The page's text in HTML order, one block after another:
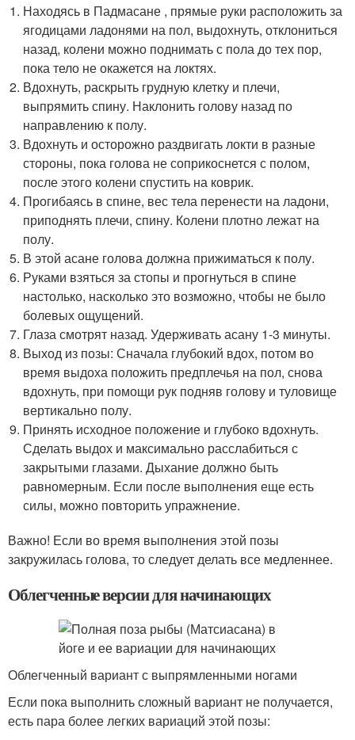
Находясь в Падмасане , прямые руки расположить за
ягодицами ладонями на пол, выдохнуть, отклониться
назад, колени можно поднимать с пола до тех пор,
пока тело не окажется на локтях.
Вдохнуть, раскрыть грудную клетку и плечи,
выпрямить спину. Наклонить голову назад по
направлению к полу.
Вдохнуть и осторожно раздвигать локти в разные
стороны, пока голова не соприкоснется с полом,
после этого колени спустить на коврик.
Прогибаясь в спине, вес тела перенести на ладони,
приподнять плечи, спину. Колени плотно лежат на
полу.
В этой асане голова должна прижиматься к полу.
Руками взяться за стопы и прогнуться в спине
настолько, насколько это возможно, чтобы не было
болевых ощущений.
Глаза смотрят назад. Удерживать асану 1-3 минуты.
Выход из позы: Сначала глубокий вдох, потом во
время выдоха положить предплечья на пол, снова
вдохнуть, при помощи рук подняв голову и туловище
вертикально полу.
Принять исходное положение и глубоко вдохнуть.
Сделать выдох и максимально расслабиться с
закрытыми глазами. Дыхание должно быть
равномерным. Если после выполнения еще есть
силы, можно повторить упражнение.
Важно! Если во время выполнения этой позы
закружилась голова, то следует делать все медленнее.
Облегченные версии для начинающих
Облегченный вариант с выпрямленными ногами
Если пока выполнить сложный вариант не получается,
есть пара более легких вариаций этой позы: